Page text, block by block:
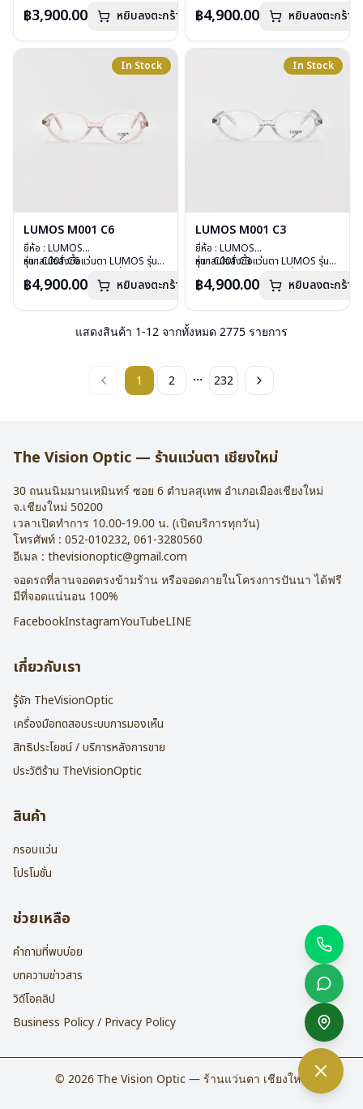
เลนส์ : Demo Lens
น้ำหนัก : 29 กรัม
อุปกรณ์ : กล่องแว่น , ผ้าเช็ดแว่น
กรุณาติดต่อเราคลิก
฿3,900.00 หยิบลงตะกร้า
เลนส์ : Demo Lens
น้ำหนัก : 26 กรัม
อุปกรณ์ : กล่องแว่น , ผ้าเช็ดแว่น
กรุณาติดต่อเราคลิก
฿4,900.00 หยิบลงตะกร้า
In Stock
LUMOS M001 C6
ยี่ห้อ : LUMOS
รุ่น : C001 C6
เลนส์ : Demo Lens
น้ำหนัก : 26 กรัม
อุปกรณ์ : กล่องแว่น , ผ้าเช็ดแว่น
การรับประกัน : 2 ปี
หากสนใจสั่งชื้อแว่นตา LUMOS รุ่น
กรุณาติดต่อเราคลิก
฿4,900.00 หยิบลงตะกร้า
In Stock
LUMOS M001 C3
ยี่ห้อ : LUMOS
รุ่น : C001 C3
เลนส์ : Demo Lens
น้ำหนัก : 26 กรัม
อุปกรณ์ : กล่องแว่น , ผ้าเช็ดแว่น
การรับประกัน : 2 ปี
หากสนใจสั่งชื้อแว่นตา LUMOS รุ่น
กรุณาติดต่อเราคลิก
฿4,900.00 หยิบลงตะกร้า
แสดงสินค้า 1-12 จากทั้งหมด 2775 รายการ
1 2 ... 232
The Vision Optic — ร้านแว่นตา เชียงใหม่
30 ถนนนิมมานเหมินทร์ ซอย 6 ตำบลสุเทพ อำเภอเมืองเชียงใหม่
จ.เชียงใหม่ 50200
เวลาเปิดทำการ 10.00-19.00 น. (เปิดบริการทุกวัน)
โทรศัพท์ : 052-010232, 061-3280560
อีเมล : thevisionoptic@gmail.com
จอดรถที่ลานจอดตรงข้ามร้าน หรือจอดภายในโครงการปันนา ได้ฟรี
มีที่จอดแน่นอน 100%
FacebookInstagramYouTubeLINE
เกี่ยวกับเรา
รู้จัก TheVisionOptic
เครื่องมือทดสอบระบบการมองเห็น
สิทธิประโยชน์ / บริการหลังการขาย
ประวัติร้าน TheVisionOptic
สินค้า
กรอบแว่น
โปรโมชั่น
ช่วยเหลือ
คำถามที่พบบ่อย
บทความข่าวสาร
วิดีโอคลิป
Business Policy / Privacy Policy
© 2026 The Vision Optic — ร้านแว่นตา เชียงใหม่